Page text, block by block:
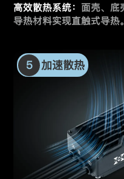
高效散热系统：面壳、底
导热材料实现直触式导热。
5 加速散热